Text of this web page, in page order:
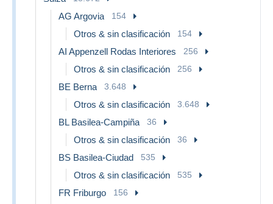
AG Argovia 154
Otros & sin clasificación 154
AI Appenzell Rodas Interiores 256
Otros & sin clasificación 256
BE Berna 3.648
Otros & sin clasificación 3.648
BL Basilea-Campiña 36
Otros & sin clasificación 36
BS Basilea-Ciudad 535
Otros & sin clasificación 535
FR Friburgo 156